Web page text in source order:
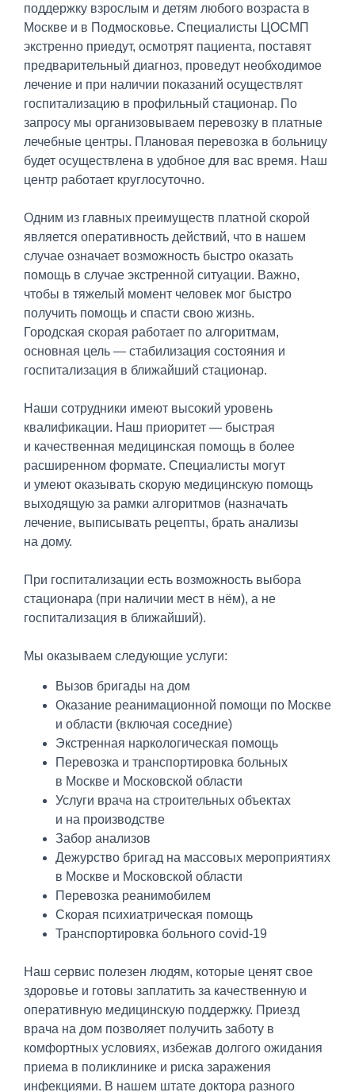
поддержку взрослым и детям любого возраста в
Москве и в Подмосковье. Специалисты ЦОСМП
экстренно приедут, осмотрят пациента, поставят
предварительный диагноз, проведут необходимое
лечение и при наличии показаний осуществлят
госпитализацию в профильный стационар. По
запросу мы организовываем перевозку в платные
лечебные центры. Плановая перевозка в больницу
будет осуществлена в удобное для вас время. Наш
центр работает круглосуточно.
Одним из главных преимуществ платной скорой
является оперативность действий, что в нашем
случае означает возможность быстро оказать
помощь в случае экстренной ситуации. Важно,
чтобы в тяжелый момент человек мог быстро
получить помощь и спасти свою жизнь.
Городская скорая работает по алгоритмам,
основная цель — стабилизация состояния и
госпитализация в ближайший стационар.
Наши сотрудники имеют высокий уровень
квалификации. Наш приоритет — быстрая
и качественная медицинская помощь в более
расширенном формате. Специалисты могут
и умеют оказывать скорую медицинскую помощь
выходящую за рамки алгоритмов (назначать
лечение, выписывать рецепты, брать анализы
на дому.
При госпитализации есть возможность выбора
стационара (при наличии мест в нём), а не
госпитализация в ближайший).
Мы оказываем следующие услуги:
Вызов бригады на дом
Оказание реанимационной помощи по Москве
и области (включая соседние)
Экстренная наркологическая помощь
Перевозка и транспортировка больных
в Москве и Московской области
Услуги врача на строительных объектах
и на производстве
Забор анализов
Дежурство бригад на массовых мероприятиях
в Москве и Московской области
Перевозка реанимобилем
Скорая психиатрическая помощь
Транспортировка больного covid-19
Наш сервис полезен людям, которые ценят свое
здоровье и готовы заплатить за качественную и
оперативную медицинскую поддержку. Приезд
врача на дом позволяет получить заботу в
комфортных условиях, избежав долгого ожидания
приема в поликлинике и риска заражения
инфекциями. В нашем штате доктора разного